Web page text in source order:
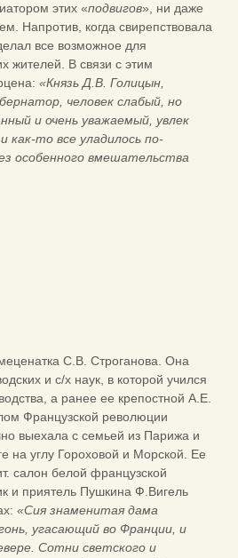
этих «подвигов», ни даже
Напротив, когда свирепствовала
все возможное для
жителей. В связи с этим
«Князь Д.В. Голицын,
человек слабый, но
и очень уважаемый, увлек
как-то все уладилось по-
особенного вмешательства
С.В. Строганова. Она
и с/х наук, в которой учился
а ранее ее крепостной А.Е.
Французской революции
выехала с семьей из Парижа и
на углу Гороховой и Морской. Ее
салон белой французской
и приятель Пушкина Ф.Вигель
«Сия знаменитая дама
угасающий во Франции, и
Сотни светского и